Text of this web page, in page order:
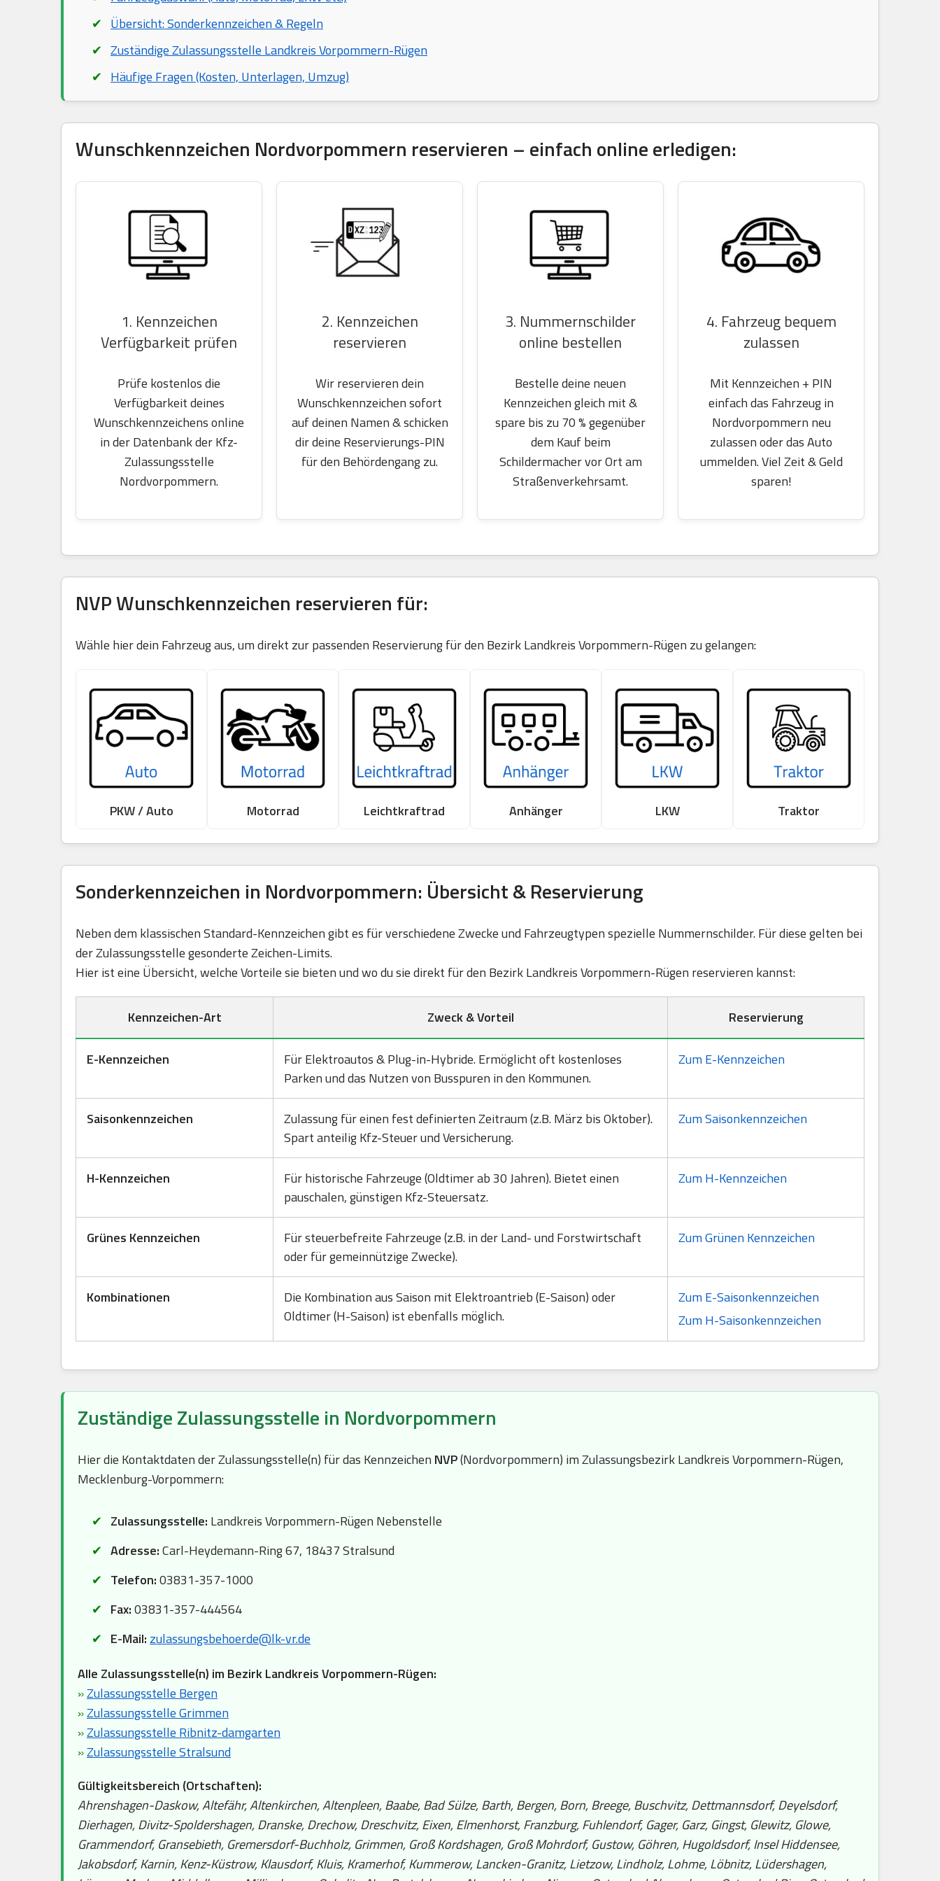
Übersicht: Sonderkennzeichen & Regeln
Zuständige Zulassungsstelle Landkreis Vorpommern-Rügen
Häufige Fragen (Kosten, Unterlagen, Umzug)
Wunschkennzeichen Nordvorpommern reservieren – einfach online erledigen:
1. Kennzeichen
Verfügbarkeit prüfen
Prüfe kostenlos die
Verfügbarkeit deines
Wunschkennzeichens online
in der Datenbank der Kfz-
Zulassungsstelle
Nordvorpommern.
2. Kennzeichen
reservieren
Wir reservieren dein
Wunschkennzeichen sofort
auf deinen Namen & schicken
dir deine Reservierungs-PIN
für den Behördengang zu.
3. Nummernschilder
online bestellen
Bestelle deine neuen
Kennzeichen gleich mit &
spare bis zu 70 % gegenüber
dem Kauf beim
Schildermacher vor Ort am
Straßenverkehrsamt.
4. Fahrzeug bequem
zulassen
Mit Kennzeichen + PIN
einfach das Fahrzeug in
Nordvorpommern neu
zulassen oder das Auto
ummelden. Viel Zeit & Geld
sparen!
NVP Wunschkennzeichen reservieren für:
Wähle hier dein Fahrzeug aus, um direkt zur passenden Reservierung für den Bezirk Landkreis Vorpommern-Rügen zu gelangen:
PKW / Auto Motorrad Leichtkraftrad Anhänger LKW Traktor
Sonderkennzeichen in Nordvorpommern: Übersicht & Reservierung
Neben dem klassischen Standard-Kennzeichen gibt es für verschiedene Zwecke und Fahrzeugtypen spezielle Nummernschilder. Für diese gelten bei
der Zulassungsstelle gesonderte Zeichen-Limits.
Hier ist eine Übersicht, welche Vorteile sie bieten und wo du sie direkt für den Bezirk Landkreis Vorpommern-Rügen reservieren kannst:
Kennzeichen-Art Zweck & Vorteil Reservierung
E-Kennzeichen
Für Elektroautos & Plug-in-Hybride. Ermöglicht oft kostenloses
Parken und das Nutzen von Busspuren in den Kommunen.
Zum E-Kennzeichen
Saisonkennzeichen
Zulassung für einen fest definierten Zeitraum (z.B. März bis Oktober).
Spart anteilig Kfz-Steuer und Versicherung.
Zum Saisonkennzeichen
H-Kennzeichen
Für historische Fahrzeuge (Oldtimer ab 30 Jahren). Bietet einen
pauschalen, günstigen Kfz-Steuersatz.
Zum H-Kennzeichen
Grünes Kennzeichen
Für steuerbefreite Fahrzeuge (z.B. in der Land- und Forstwirtschaft
oder für gemeinnützige Zwecke).
Zum Grünen Kennzeichen
Kombinationen
Die Kombination aus Saison mit Elektroantrieb (E-Saison) oder
Oldtimer (H-Saison) ist ebenfalls möglich.
Zum E-Saisonkennzeichen
Zum H-Saisonkennzeichen
Zuständige Zulassungsstelle in Nordvorpommern
Hier die Kontaktdaten der Zulassungsstelle(n) für das Kennzeichen NVP(Nordvorpommern) im Zulassungsbezirk Landkreis Vorpommern-Rügen,
Mecklenburg-Vorpommern:
Zulassungsstelle: Landkreis Vorpommern-Rügen Nebenstelle
Adresse:Carl-Heydemann-Ring 67, 18437 Stralsund
Telefon:03831-357-1000
Fax:03831-357-444564
E-Mail: zulassungsbehoerde@lk-vr.de
Alle Zulassungsstelle(n) im Bezirk Landkreis Vorpommern-Rügen:
»Zulassungsstelle Bergen
»Zulassungsstelle Grimmen
»Zulassungsstelle Ribnitz-damgarten
»Zulassungsstelle Stralsund
Gültigkeitsbereich (Ortschaften):
Ahrenshagen-Daskow, Altefähr, Altenkirchen, Altenpleen, Baabe, Bad Sülze, Barth, Bergen, Born, Breege, Buschvitz, Dettmannsdorf, Deyelsdorf,
Dierhagen, Divitz-Spoldershagen, Dranske, Drechow, Dreschvitz, Eixen, Elmenhorst, Franzburg, Fuhlendorf, Gager, Garz, Gingst, Glewitz, Glowe,
Grammendorf, Gransebieth, Gremersdorf-Buchholz, Grimmen, Groß Kordshagen, Groß Mohrdorf, Gustow, Göhren, Hugoldsdorf, Insel Hiddensee,
Jakobsdorf, Karnin, Kenz-Küstrow, Klausdorf, Kluis, Kramerhof, Kummerow, Lancken-Granitz, Lietzow, Lindholz, Lohme, Löbnitz, Lüdershagen,